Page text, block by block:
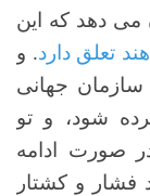
می دهد که این
تعلق دارد. و
سازمان جهانی
شود، و تو
صورت ادامه
فشار و کشتار